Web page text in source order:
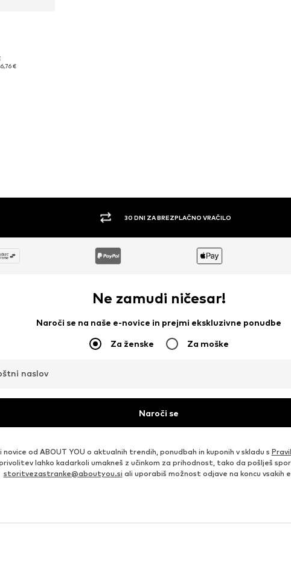
34
6,76 €
30 DNI ZA BREZPLAČNO VRAČILO
Ne zamudi ničesar!
Naroči se na naše e-novice in prejmi ekskluzivne ponudbe
Za ženske Za moške
naslov
Naroči se
od ABOUT YOU o aktualnih trendih, ponudbah in kuponih v skladu s
lahko kadarkoli umakneš z učinkom za prihodnost, tako da pošlješ
storitvezastranke@aboutyou.si ali uporabiš možnost odjave na koncu vsakih